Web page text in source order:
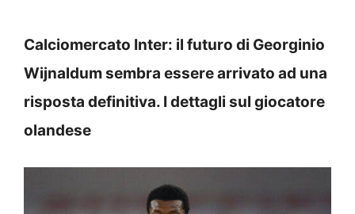
Calciomercato Inter: il futuro di Georginio
Wijnaldum sembra essere arrivato ad una
risposta definitiva. I dettagli sul giocatore
olandese